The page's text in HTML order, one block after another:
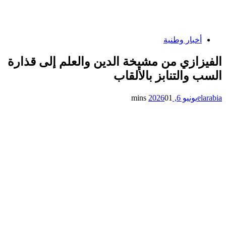
أخبار وطنية
الفيزازي من مشيخة الدين والعلم إلى قذارة
السب والتنابز بالألقاب
elarabiaيونيو 6, 2026 01 mins